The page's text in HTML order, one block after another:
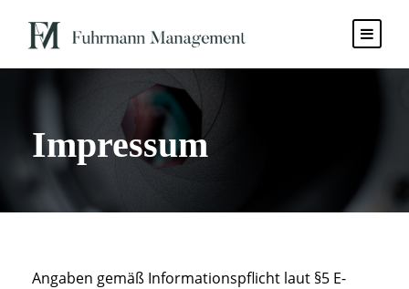
Impressum
Angaben gemäß Informationspflicht laut §5 E-